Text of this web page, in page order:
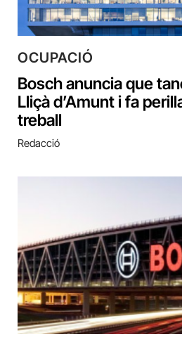
OCUPACIÓ
Bosch anuncia que
Lliçà d’Amunt i fa
treball
Redacció